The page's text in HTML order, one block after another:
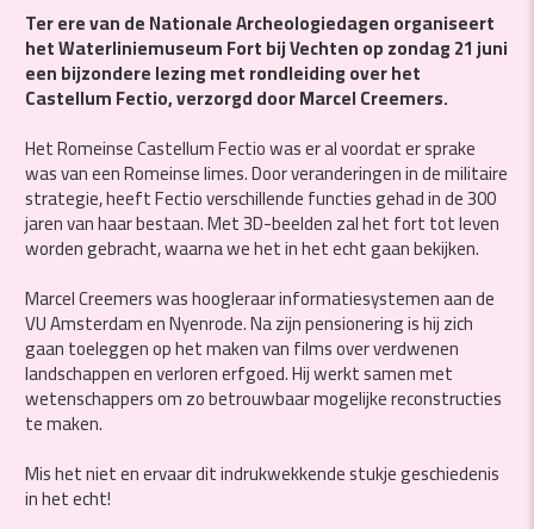
Ter ere van de Nationale Archeologiedagen organiseert
het Waterliniemuseum Fort bij Vechten op zondag 21 juni
een bijzondere lezing met rondleiding over het
Castellum Fectio, verzorgd door Marcel Creemers.
Het Romeinse Castellum Fectio was er al voordat er sprake
was van een Romeinse limes. Door veranderingen in de militaire
strategie, heeft Fectio verschillende functies gehad in de 300
jaren van haar bestaan. Met 3D-beelden zal het fort tot leven
worden gebracht, waarna we het in het echt gaan bekijken.
Marcel Creemers was hoogleraar informatiesystemen aan de
VU Amsterdam en Nyenrode. Na zijn pensionering is hij zich
gaan toeleggen op het maken van films over verdwenen
landschappen en verloren erfgoed. Hij werkt samen met
wetenschappers om zo betrouwbaar mogelijke reconstructies
te maken.
Mis het niet en ervaar dit indrukwekkende stukje geschiedenis
in het echt!